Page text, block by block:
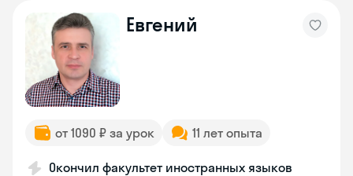
Евгений
от 1090 ₽ за урок 11 лет опыта
Окончил факультет иностранных языков